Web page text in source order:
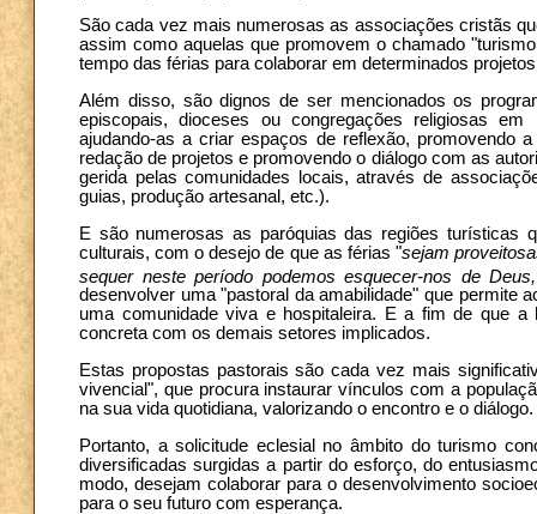
São cada vez mais numerosas as associações cristãs
assim como aquelas que promovem o chamado
tempo das férias para colaborar em determinados
Além disso, são dignos de ser mencionados os
episcopais, dioceses ou congregações religiosas
ajudando-as a criar espaços de reflexão, promovendo
redação de projetos e promovendo o diálogo com as
gerida pelas comunidades locais, através de
guias, produção artesanal, etc.).
E são numerosas as paróquias das regiões turísticas
culturais, com o desejo de que as férias "sejam
sequer neste período podemos esquecer-nos de
desenvolver uma "pastoral da amabilidade" que permite
uma comunidade viva e hospitaleira. E a fim de que a
concreta com os demais setores implicados.
Estas propostas pastorais são cada vez mais
vivencial", que procura instaurar vínculos com a
na sua vida quotidiana, valorizando o encontro e o diálogo.
Portanto, a solicitude eclesial no âmbito do turismo
diversificadas surgidas a partir do esforço, do
modo, desejam colaborar para o desenvolvimento
para o seu futuro com esperança.